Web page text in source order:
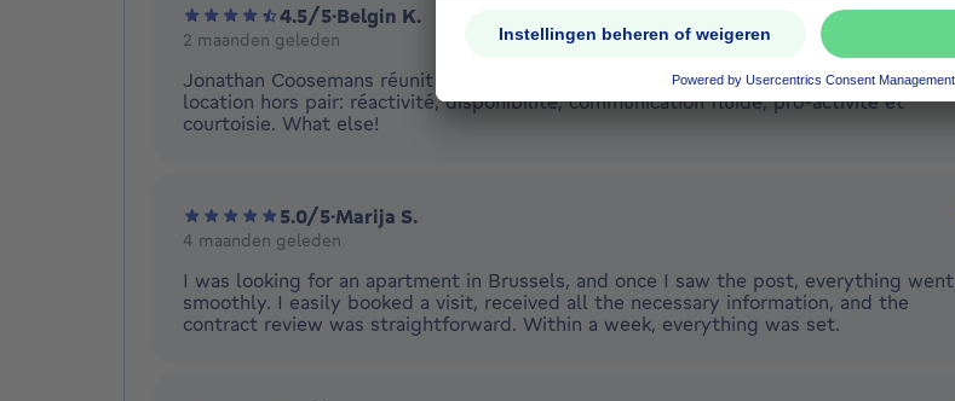
4.5/5·Belgin K.
2 maanden geleden
Jonathan Coosemans réunit toutes les qualités pour une expérience de mise en
location hors pair: réactivité, disponibilité, communication fluide, pro-activite et
courtoisie. What else!
5.0/5·Marija S.
4 maanden geleden
I was looking for an apartment in Brussels, and once I saw the post, everything went
smoothly. I easily booked a visit, received all the necessary information, and the
contract review was straightforward. Within a week, everything was set.